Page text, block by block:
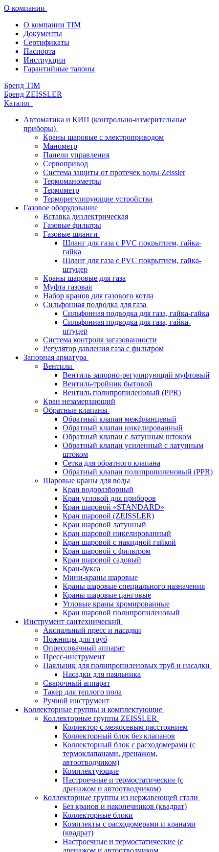
О компании
О компании TIM
Документы
Сертификаты
Паспорта
Инструкции
Гарантийные талоны
Бренд TIM
Бренд ZEISSLER
Каталог
Автоматика и КИП (контрольно-измерительные
приборы)
Краны шаровые с электроприводом
Манометр
Панели управления
Сервопривод
Система защиты от протечек воды Zeissler
Термоманометры
Термометр
Терморегулирующие устройства
Газовое оборудование
Вставка диэлектрическая
Газовые фильтры
Газовые шланги
Шланг для газа с PVC покрытием, гайка-
гайка
Шланг для газа с PVC покрытием, гайка-
штуцер
Краны шаровые для газа
Муфта газовая
Набор кранов для газового котла
Сильфонная подводка для газа
Сильфонная подводка для газа, гайка-гайка
Сильфонная подводка для газа, гайка-
штуцер
Система контроля загазованности
Регулятор давления газа с фильтром
Запорная арматура
Вентили
Вентиль запорно-регулирующий муфтовый
Вентиль-тройник бытовой
Вентиль полипропиленовый (PPR)
Кран незамерзающий
Обратные клапаны
Обратный клапан межфланцевый
Обратный клапан никелированный
Обратный клапан с латунным штоком
Обратный клапан усиленный с латунным
штоком
Сетка для обратного клапана
Обратный клапан полипропиленовый (PPR)
Шаровые краны для воды
Кран водоразборный
Кран угловой для приборов
Кран шаровой «STANDARD»
Кран шаровой (ZEISSLER)
Кран шаровой латунный
Кран шаровой никелированный
Кран шаровой с накидной гайкой
Кран шаровой с фильтром
Кран шаровой садовый
Кран-букса
Мини-краны шаровые
Краны шаровые специального назначения
Краны шаровые цанговые
Угловые краны хромированные
Кран шаровой полипропиленовый
Инструмент сантехнический
Аксиальный пресс и насадки
Ножницы для труб
Опрессовачный аппарат
Пресс-инструмент
Паяльник для полипропиленовых труб и насадки
Насадки для паяльника
Сварочный аппарат
Такер для теплого пола
Ручной инструмент
Коллекторные группы и комплектующие
Коллекторные группы ZEISSLER
Коллектор с межосевым расстоянием
Коллекторный блок без клапанов
Коллекторный блок с расходомерами (с
термоклапанами, дренажом,
автоотводчиком)
Комплектующие
Настроечные и термостатические (с
дренажом и автоотводчиком)
Коллекторные группы из нержавеющей стали
Без кранов и наконечников (квадрат)
Коллекторные блоки
Комплекты с расходомерами и кранами
(квадрат)
Настроечные и термостатические (с
дренажом и автоотводчиком